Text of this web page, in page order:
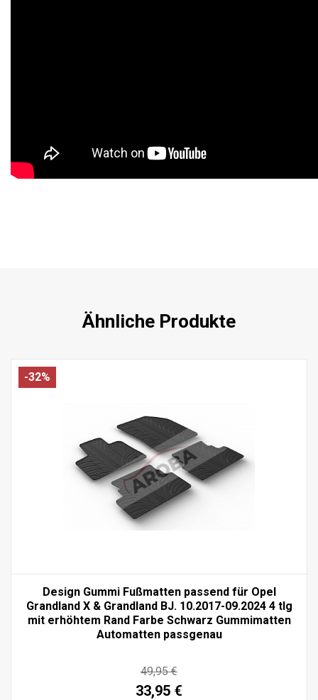
Ähnliche Produkte
-32%
Design Gummi Fußmatten passend für Opel
Grandland X & Grandland BJ. 10.2017-09.2024 4 tlg
mit erhöhtem Rand Farbe Schwarz Gummimatten
Automatten passgenau
49,95 €
33,95 €